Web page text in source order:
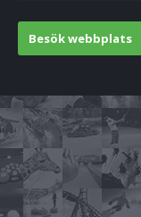
Besök webbplats